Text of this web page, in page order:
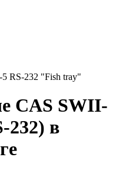
RS-232 "Fish tray"
CAS SWII-
232) в